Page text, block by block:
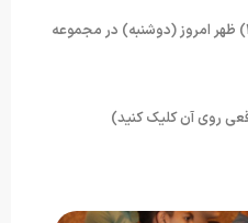
رده سنی آسیا (بانکوک۲۰۱۵) ظهر امروز (دوشنبه) در مجموعه
روی آن کلیک کنید)